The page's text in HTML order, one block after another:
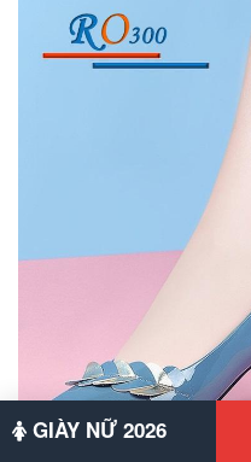
GIÀY NỮ 2026